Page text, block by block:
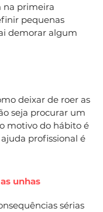
na primeira
pequenas
demorar algum
deixar de roer as
seja procurar um
motivo do hábito é
profissional é
unhas
sérias